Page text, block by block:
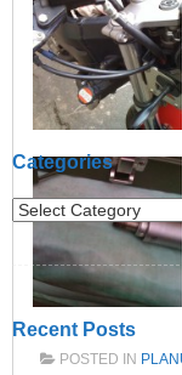
POSTED IN
Post
Categories
Recent Posts